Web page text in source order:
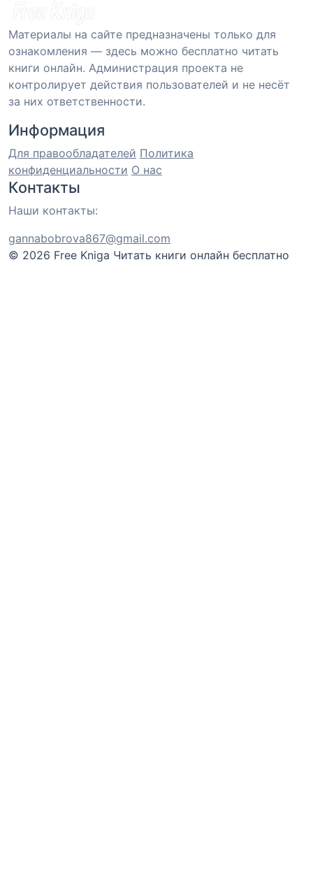
Материалы на сайте предназначены только для
ознакомления — здесь можно бесплатно читать
книги онлайн. Администрация проекта не
контролирует действия пользователей и не несёт
за них ответственности.
Информация
Для правообладателей Политика
конфиденциальности О нас
Контакты
Наши контакты:
gannabobrova867@gmail.com
© 2026 Free Kniga Читать книги онлайн бесплатно